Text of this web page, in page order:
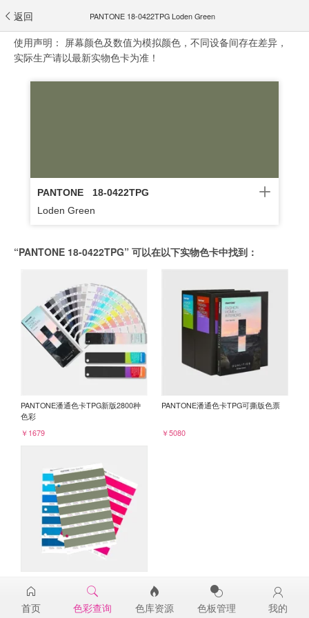
返回 PANTONE 18-0422TPG Loden Green
使用声明： 屏幕颜色及数值为模拟颜色，不同设备间存在差异，
实际生产请以最新实物色卡为准！
PANTONE
18-0422TPG
Loden Green
“PANTONE 18-0422TPG” 可以在以下实物色卡中找到：
PANTONE潘通色卡TPG新版2800种
色彩
￥1679
PANTONE潘通色卡TPG可撕版色票
￥5080
18-0422TPG
￥98
首页 色彩查询 色库资源 色板管理 我的